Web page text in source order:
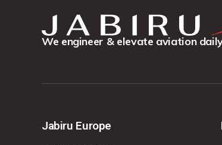
We engineer & elevate aviation
Jabiru Europe